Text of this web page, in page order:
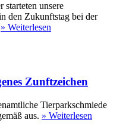
unsere
den Zukunftstag bei der
» Weiterlesen
Zunftzeichen
Tierparkschmiede
aus. » Weiterlesen